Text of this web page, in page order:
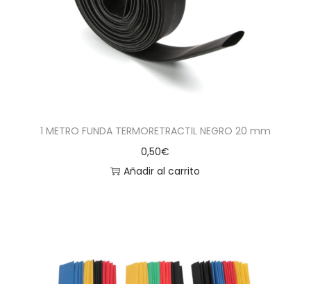
1 METRO FUNDA TERMORETRACTIL NEGRO 20 mm
0,50€
Añadir al carrito